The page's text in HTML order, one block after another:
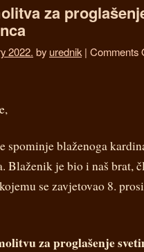
za
2022. by urednik | Comments
spominje blaženoga
Blaženik je bio i naš brat,
se zavjetovao 8.
za proglašenje